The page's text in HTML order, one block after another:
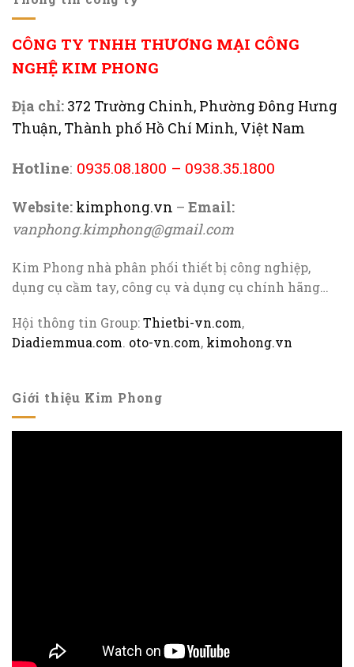
CÔNG TY TNHH THƯƠNG MẠI CÔNG
NGHỆ KIM PHONG
Địa chỉ: 372 Trường Chinh, Phường Đông Hưng
Thuận, Thành phố Hồ Chí Minh, Việt Nam
Hotline: 0935.08.1800 – 0938.35.1800
Website: kimphong.vn – Email:
vanphong.kimphong@gmail.com
Kim Phong nhà phân phối thiết bị công nghiệp,
dụng cụ cầm tay, công cụ và dụng cụ chính hãng…
Hội thông tin Group:Thietbi-vn.com,
Diadiemmua.com. oto-vn.com, kimohong.vn
Giới thiệu Kim Phong